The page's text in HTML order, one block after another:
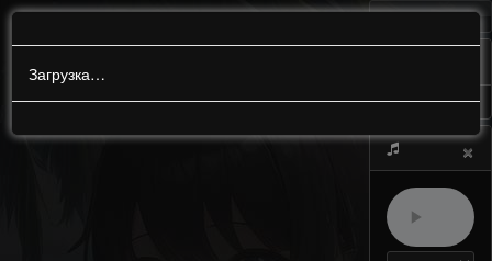
Загрузка…
МЕНЮ
×